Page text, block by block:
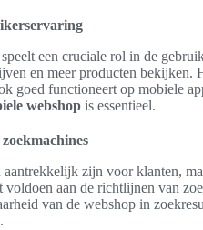
een cruciale rol in de
en meer producten
goed functioneert op mobiele
webshop is essentieel.
aantrekkelijk zijn voor klanten,
voldoen aan de richtlijnen van
van de webshop in